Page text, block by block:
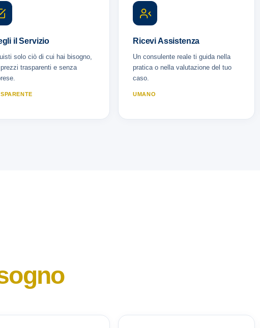
il Servizio
solo ciò di cui hai bisogno,
trasparenti e senza
Ricevi Assistenza
Un consulente reale ti guida nella
pratica o nella valutazione del tuo
caso.
UMANO